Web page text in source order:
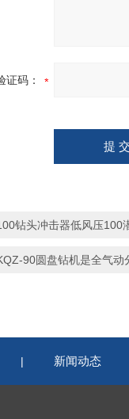
证码：
钻头冲击器低风压100
90圆盘钻机是全气动
| 新闻动态